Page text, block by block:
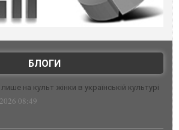
БЛОГИ
на культ жінки в українській культурі
08:49